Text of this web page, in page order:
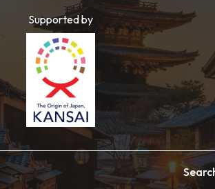
Supported by